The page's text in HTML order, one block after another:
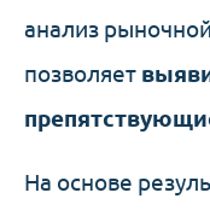
анализ
позволяет
На основе